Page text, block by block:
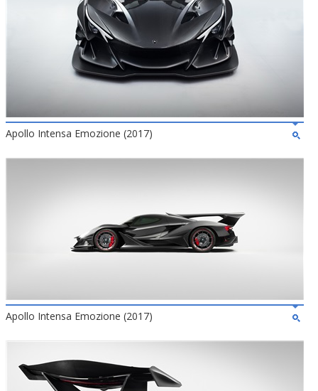
Apollo Intensa Emozione (2017)
Apollo Intensa Emozione (2017)